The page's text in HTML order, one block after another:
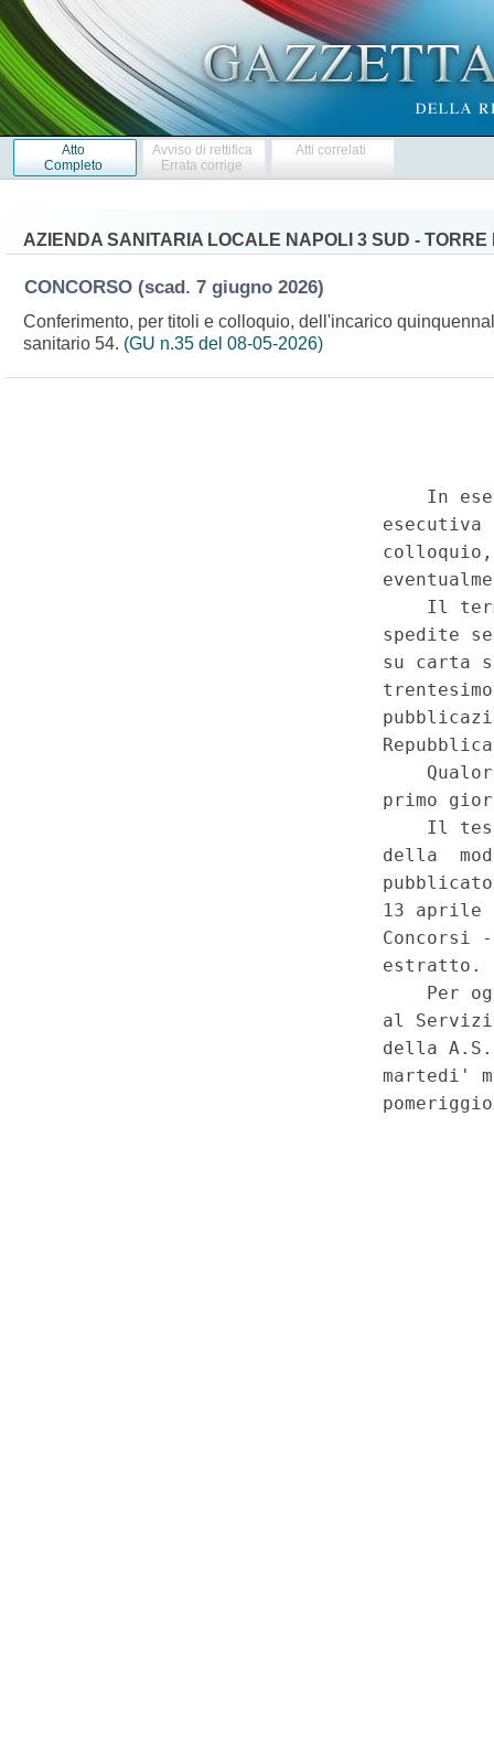
Atto
Completo
Avviso di rettifica
Errata corrige
Atti correlati
AZIENDA SANITARIA LOCALE NAPOLI 3 SUD - TORRE
CONCORSO (scad. 7 giugno 2026)
Conferimento, per titoli e colloquio, dell'incarico
sanitario 54. (GU n.35 del 08-05-2026)